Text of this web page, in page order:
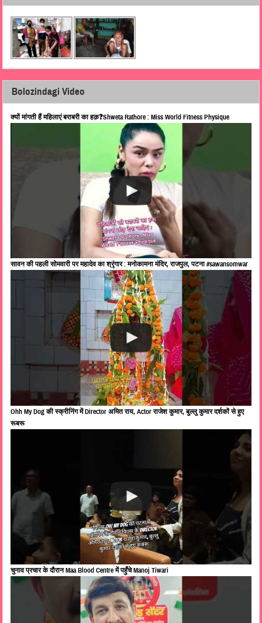
Bolozindagi Video
क्यों मांगती हैं महिलाएं बराबरी का हक़❓Shweta Rathore : Miss World Fitness Physique
सावन की पहली सोमवारी पर महादेव का श्रृंगार : मनोकामना मंदिर, राजपुल, पटना #sawansomwar
Ohh My Dog की स्क्रीनिंग में Director अमित राय, Actor राजेश कुमार, बुल्लु कुमार दर्शकों से हुए
रूबरू
चुनाव प्रचार के दौरान Maa Blood Centre में पहुँचे Manoj Tiwari